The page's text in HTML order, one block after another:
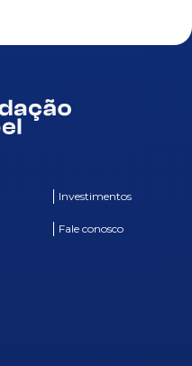
Investimentos
Fale conosco